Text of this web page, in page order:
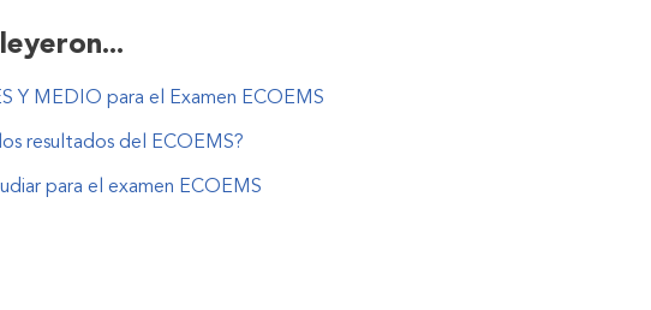
Y MEDIO para el Examen ECOEMS
resultados del ECOEMS?
para el examen ECOEMS